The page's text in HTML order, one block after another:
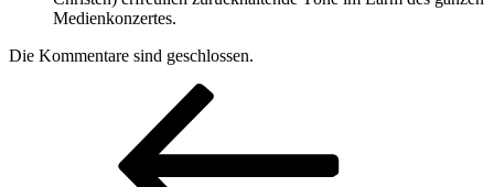
Medienkonzertes.
Die Kommentare sind geschlossen.
Beitragsnavigation